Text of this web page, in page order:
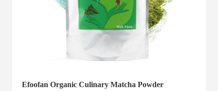
Efoofan Organic Culinary Matcha Powder